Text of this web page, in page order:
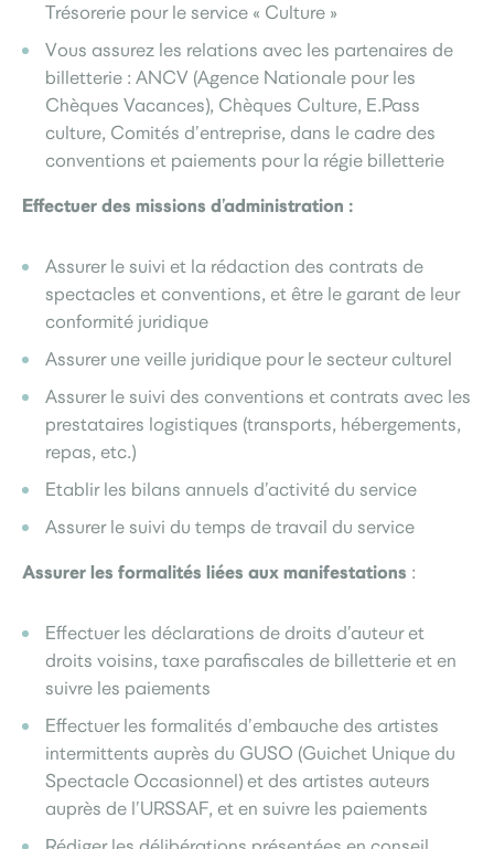
Trésorerie pour le service « Culture »
Vous assurez les relations avec les partenaires de
billetterie : ANCV (Agence Nationale pour les
Chèques Vacances), Chèques Culture, E.Pass
culture, Comités d’entreprise, dans le cadre des
conventions et paiements pour la régie billetterie
Effectuer des missions d’administration :
Assurer le suivi et la rédaction des contrats de
spectacles et conventions, et être le garant de leur
conformité juridique
Assurer une veille juridique pour le secteur culturel
Assurer le suivi des conventions et contrats avec les
prestataires logistiques (transports, hébergements,
repas, etc.)
Etablir les bilans annuels d’activité du service
Assurer le suivi du temps de travail du service
Assurer les formalités liées aux manifestations :
Effectuer les déclarations de droits d’auteur et
droits voisins, taxe parafiscales de billetterie et en
suivre les paiements
Effectuer les formalités d’embauche des artistes
intermittents auprès du GUSO (Guichet Unique du
Spectacle Occasionnel) et des artistes auteurs
auprès de l’URSSAF, et en suivre les paiements